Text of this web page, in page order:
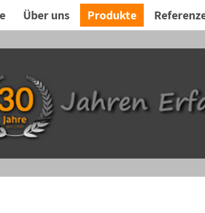
Über uns Produkte